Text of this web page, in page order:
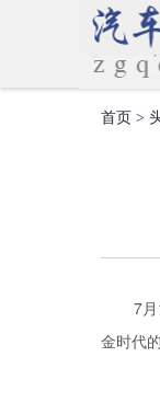
首页 >
7
金时代